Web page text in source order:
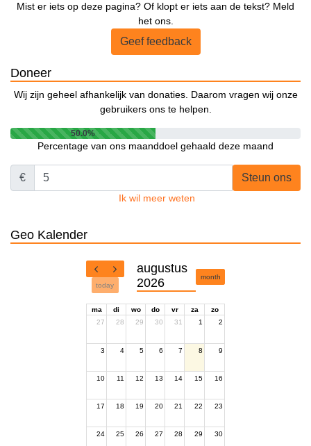
Mist er iets op deze pagina? Of klopt er iets aan de tekst? Meld
het ons.
Geef feedback
Doneer
Wij zijn geheel afhankelijk van donaties. Daarom vragen wij onze
gebruikers ons te helpen.
50.0%
Percentage van ons maanddoel gehaald deze maand
€ Steun ons
Ik wil meer weten
Geo Kalender
today
augustus
2026
month
ma di wo do vr za
zo
27
28 29 30 31 1 2
3 4 5 6 7 8 9
10 11 12 13 14 15 16
17 18 19 20 21 22 23
24 25 26 27 28 29 30